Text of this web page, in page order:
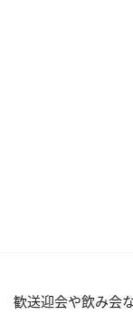
歓送迎会や飲み会